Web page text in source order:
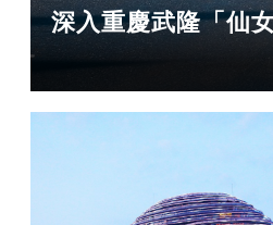
深入重慶武隆「仙